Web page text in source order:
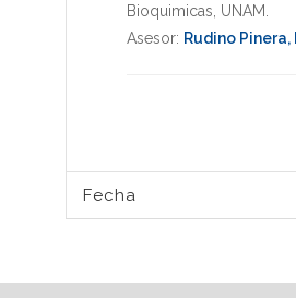
Bioquimicas UNAM
Asesor: Rudino Pinera,
Fecha